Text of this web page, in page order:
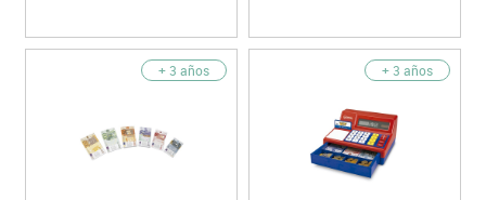
+ 3 años + 3 años